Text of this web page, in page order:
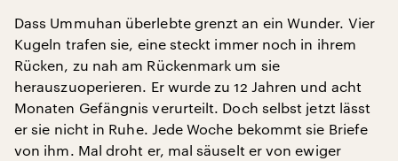
Dass Ummuhan überlebte grenzt an ein Wunder. Vier
Kugeln trafen sie, eine steckt immer noch in ihrem
Rücken, zu nah am Rückenmark um sie
herauszuoperieren. Er wurde zu 12 Jahren und acht
Monaten Gefängnis verurteilt. Doch selbst jetzt lässt
er sie nicht in Ruhe. Jede Woche bekommt sie Briefe
von ihm. Mal droht er, mal säuselt er von ewiger